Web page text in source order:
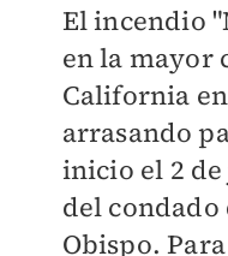
El incendio
en la mayor
California
arrasando
inicio el 2
del condado
Obispo.